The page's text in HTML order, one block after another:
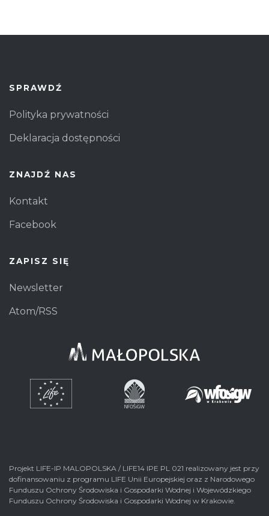
SPRAWDŹ
Polityka prywatności
Deklaracja dostępności
ZNAJDŹ NAS
Kontakt
Facebook
ZAPISZ SIĘ
Newsletter
Atom/RSS
Projekt LIFE-IP MALOPOLSKA / LIFE14 IPE PL 021 realizowany jest przy
dofinansowaniu z programu LIFE Unii Europejskiej oraz z Narodowego
Funduszu Ochrony Środowiska i Gospodarki Wodnej i Wojewódzkiego
Funduszu Ochrony Środowiska i Gospodarki Wodnej w Krakowie.